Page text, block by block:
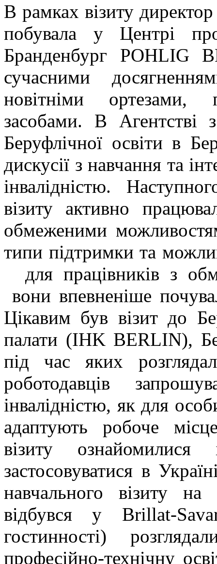
В рамках візиту
побувала у Центрі
Бранденбург POHLIG
сучасними
новітніми ортезами,
засобами. В Агентстві
Беруфлічної освіти в
дискусії з навчання та
інвалідністю.
візиту активно
обмеженими
типи підтримки та
для працівників з
вони впевненіше
Цікавим був візит до
палати (IHK BERLIN),
під час яких
роботодавців
інвалідністю, як для
адаптують робоче
візиту
застосовуватися в
навчального візиту на
відбувся у Brillat-
гостинності)
професійно-технічну